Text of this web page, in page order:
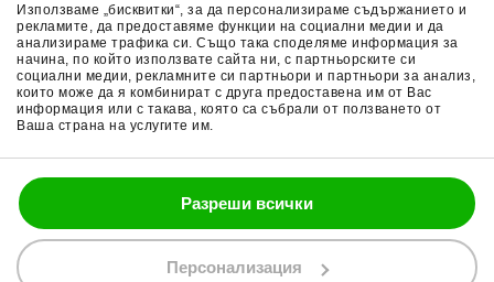
Използваме „бисквитки“, за да персонализираме съдържанието и
рекламите, да предоставяме функции на социални медии и да
анализираме трафика си. Също така споделяме информация за
начина, по който използвате сайта ни, с партньорските си
социални медии, рекламните си партньори и партньори за анализ,
които може да я комбинират с друга предоставена им от Вас
информация или с такава, която са събрали от ползването от
Ваша страна на услугите им.
Разреши всички
Персонализация
Общи условия
Поверителност
Политика за бисквитки
Раници за мотор
Ръкавици за мотор
Части за мотор
088 200 7002
shop@bobimx.com